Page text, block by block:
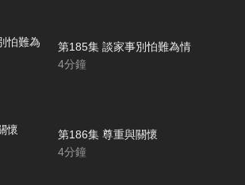
第185集 談家事別怕難為情
4分鐘
第186集 尊重與關懷
4分鐘